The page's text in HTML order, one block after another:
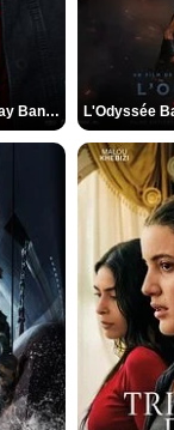
Spider-Man: Brand New Day Bande-annonce VO STFR